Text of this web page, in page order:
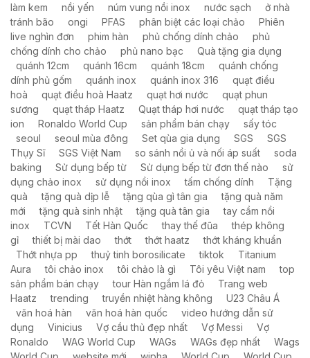
làm kem
nồi yến núm vung nồi inox nước sạch
ở nhà
tránh bão
ongi PFAS phân biệt các loại chảo
Phiên
live nghìn đơn
phim hàn phủ chống dính chảo
phủ
chống dính cho chảo
phủ nano bạc
Quà tặng gia dụng
quánh 12cm
quánh 16cm quánh 18cm
quánh chống
dính phủ gốm
quánh inox quánh inox 316
quạt điều
hoà
quạt điều hoà Haatz quạt hơi nước
quạt phun
sương
quạt tháp Haatz Quạt tháp hơi nước
quạt tháp tạo
ion
Ronaldo World Cup sản phẩm bán chạy
sấy tóc
seoul
seoul mùa đông Set qùa gia dụng SGS
SGS
Thụy Sĩ
SGS Việt Nam so sánh nồi ủ và nối áp suất
soda
baking
Sử dụng bếp từ Sử dụng bếp từ đơn thế nào
sử
dụng chảo inox
sử dụng nồi inox tấm chống dính
Tặng
quà
tặng quà dịp lễ tặng qùa gì tân gia
tặng quà năm
mới
tặng quà sinh nhật tặng quà tân gia
tay cầm nồi
inox
TCVN Tết Hàn Quốc thay thế đũa
thép không
gỉ
thiết bị mài dao thớt thớt haatz
thớt kháng khuẩn
Thớt nhựa pp
thuỷ tinh borosilicate tiktok
Titanium
Aura
tôi chảo inox tôi chảo là gì Tôi yêu Việt nam
top
sản phẩm bán chạy
tour Hàn ngắm lá đỏ
Trang web
Haatz
trending truyền nhiệt hàng không
U23 Châu Á
văn hoá hàn
văn hoá hàn quốc
video hướng dẫn sử
dụng
Vinicius Vợ cầu thủ đẹp nhất Vợ Messi
Vợ
Ronaldo
WAG World Cup WAGs WAGs đẹp nhất
Wags